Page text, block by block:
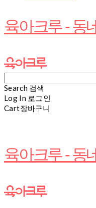
육아크루 - 동
Search 검색
Log In 로그인
Cart장바구니
육아크루 - 동